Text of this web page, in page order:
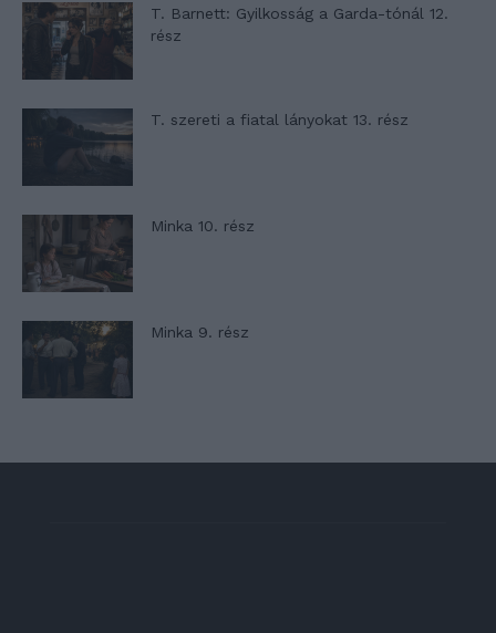
T. Barnett: Gyilkosság a Garda-tónál 12.
rész
T. szereti a fiatal lányokat 13. rész
Minka 10. rész
Minka 9. rész